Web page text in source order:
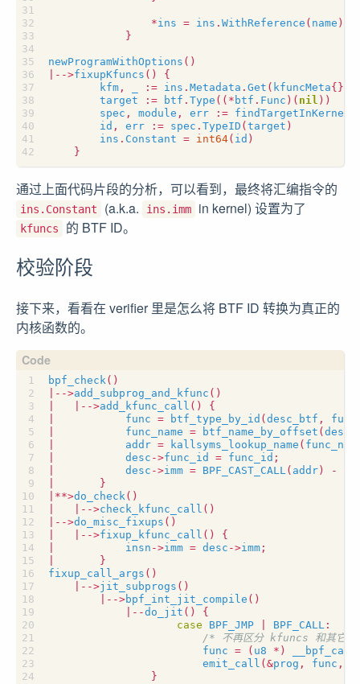
*ins = ins . WithReference ( name )
}
newProgramWithOptions ()
-->fixupKfuncs ()
{
kfm , := ins . Metadata . Get ( kfuncMeta
target
:= btf . Type (( * btf . Func )( nil ))
spec , module , err := findTargetInKernel
id , err := spec . TypeID ( target )
ins . Constant = int64( id )
}
通过上面代码片段的分析，可以看到，最终将汇编指令的
ins.Constant (a.k.a. ins.imm in kernel) 设置为了
kfuncs 的 BTF ID。
校验阶段
接下来，看看在 verifier 里是怎么将 BTF ID 转换为真正的
内核函数的。
bpf_check()
|-->add_subprog_and_kfunc ()
|-->add_kfunc_call ()
{
func = btf_type_by_id ( desc_btf ,
func_name = btf_name_by_offset (
addr = kallsyms_lookup_name (
desc ->func_id = func_id ;
desc ->imm = BPF_CAST_CALL( addr ) -
}
|**>do_check()
|-->check_kfunc_call ()
|-->do_misc_fixups ()
|-->fixup_kfunc_call ()
{
insn ->imm = desc ->imm ;
}
fixup_call_args ()
|-->jit_subprogs ()
|-->bpf_int_jit_compile ()
|--do_jit ()
{
case
BPF_JMP BPF_CALL :
/* 不再区分 kfuncs 和其
func = ( u8 * )
emit_call ( &prog , func ,
}